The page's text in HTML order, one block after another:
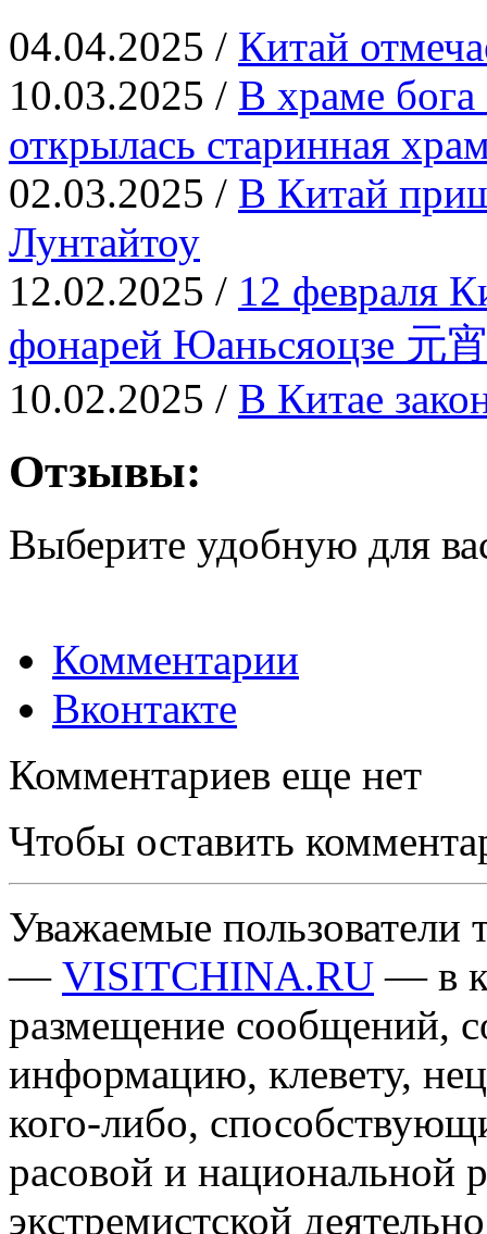
04.04.2025 / Китай
10.03.2025 / В храме
открылась старинная
02.03.2025 / В Китай
Лунтайтоу
12.02.2025 / 12 февраля
фонарей Юаньсяоцзе 元
10.02.2025 / В Китае
Отзывы:
Выберите удобную для
Комментарии
Вконтакте
Комментариев еще нет
Чтобы оставить
Уважаемые пользователи
— VISITCHINA.RU — в
размещение сообщений,
информацию, клевету,
кого-либо,
расовой и национальной
экстремистской